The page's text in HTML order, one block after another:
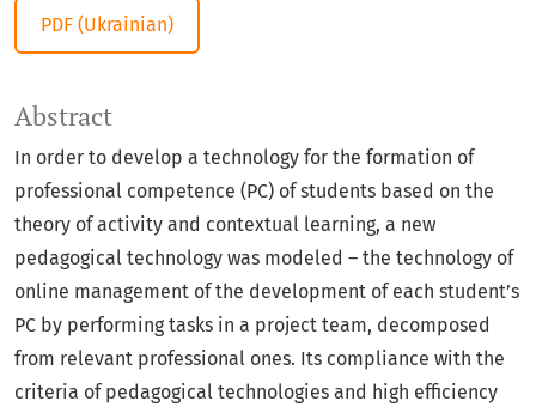
PDF (Ukrainian)
Abstract
In order to develop a technology for the formation of
professional competence (PC) of students based on the
theory of activity and contextual learning, a new
pedagogical technology was modeled – the technology of
online management of the development of each student’s
PC by performing tasks in a project team, decomposed
from relevant professional ones. Its compliance with the
criteria of pedagogical technologies and high efficiency